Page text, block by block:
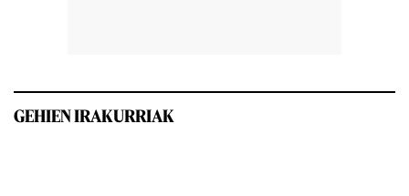
GEHIEN IRAKURRIAK